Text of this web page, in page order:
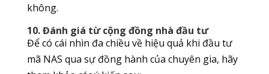
không.
10. Đánh giá từ cộng đồng nhà đầu tư
Để có cái nhìn đa chiều về hiệu quả khi đầu tư
mã NAS qua sự đồng hành của chuyên gia, hãy